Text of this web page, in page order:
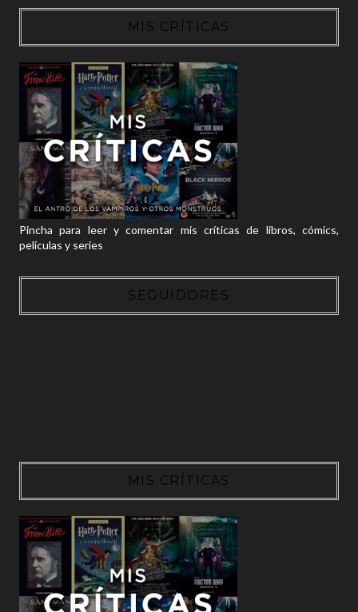
MIS CRÍTICAS
Pincha para leer y comentar mis críticas de libros, cómics,
películas y series
SEGUIDORES
MIS CRÍTICAS